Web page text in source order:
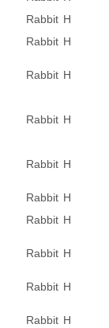
Rabbit H
Rabbit H
Rabbit H
Rabbit H
Rabbit H
Rabbit H
Rabbit H
Rabbit H
Rabbit H
Rabbit H